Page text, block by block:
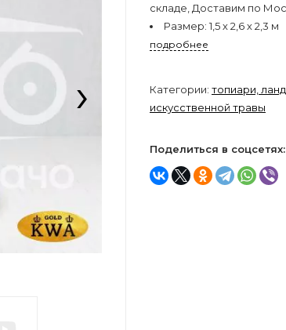
›
складе, Доставим по
Размер: 1,5 х 2,6 х 2,3 м
подробнее
Категории: топиари,
искусственной травы
Поделиться в соцсетях: